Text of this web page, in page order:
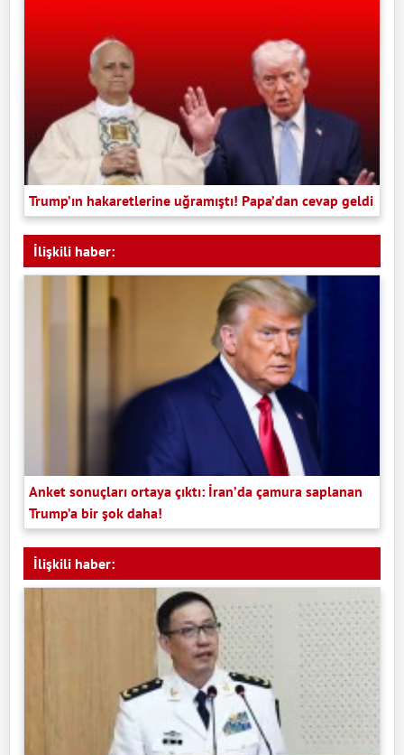
Trump’ın hakaretlerine uğramıştı! Papa’dan cevap geldi
İlişkili haber:
Anket sonuçları ortaya çıktı: İran’da çamura saplanan
Trump’a bir şok daha!
İlişkili haber: